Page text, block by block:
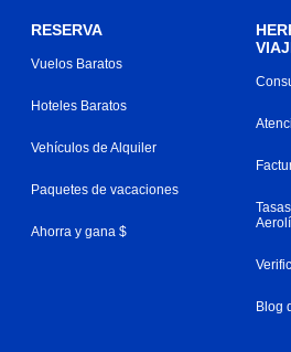
RESERVA
Vuelos Baratos
Hoteles Baratos
Vehículos de Alquiler
Paquetes de vacaciones
Ahorra y gana $
Blog